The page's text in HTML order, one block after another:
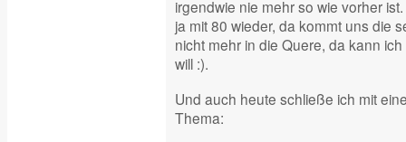
irgendwie nie mehr so wie vorher
ja mit 80 wieder, da kommt uns die
nicht mehr in die Quere, da kann
will :).
Und auch heute schließe ich mit
Thema: